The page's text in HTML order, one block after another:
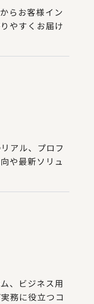
らお客様イン
やすくお届け
アル、プロフ
や最新ソリュ
、ビジネス用
務に役立つコ